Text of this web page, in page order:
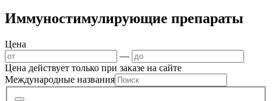
Иммуностимулирующие препараты
Цена
—
Цена действует только при заказе на сайте
Международные названия